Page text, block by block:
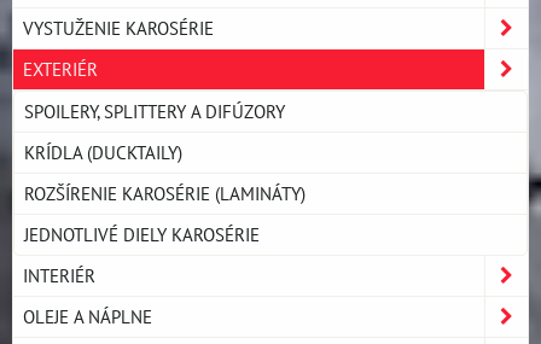
VYSTUŽENIE KAROSÉRIE
EXTERIÉR
SPOILERY, SPLITTERY A DIFÚZORY
KRÍDLA (DUCKTAILY)
ROZŠÍRENIE KAROSÉRIE (LAMINÁTY)
JEDNOTLIVÉ DIELY KAROSÉRIE
INTERIÉR
OLEJE A NÁPLNE